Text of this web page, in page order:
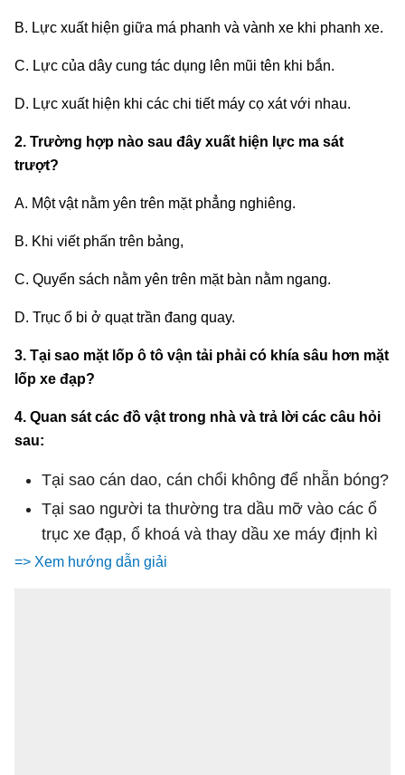
B. Lực xuất hiện giữa má phanh và vành xe khi phanh xe.
C. Lực của dây cung tác dụng lên mũi tên khi bắn.
D. Lực xuất hiện khi các chi tiết máy cọ xát với nhau.
2. Trường hợp nào sau đây xuất hiện lực ma sát
trượt?
A. Một vật nằm yên trên mặt phẳng nghiêng.
B. Khi viết phấn trên bảng,
C. Quyển sách nằm yên trên mặt bàn nằm ngang.
D. Trục ổ bi ở quạt trần đang quay.
3. Tại sao mặt lốp ô tô vận tải phải có khía sâu hơn mặt
lốp xe đạp?
4. Quan sát các đồ vật trong nhà và trả lời các câu hỏi
sau:
Tại sao cán dao, cán chổi không để nhẵn bóng?
Tại sao người ta thường tra dầu mỡ vào các ổ
trục xe đạp, ổ khoá và thay dầu xe máy định kì
=> Xem hướng dẫn giải